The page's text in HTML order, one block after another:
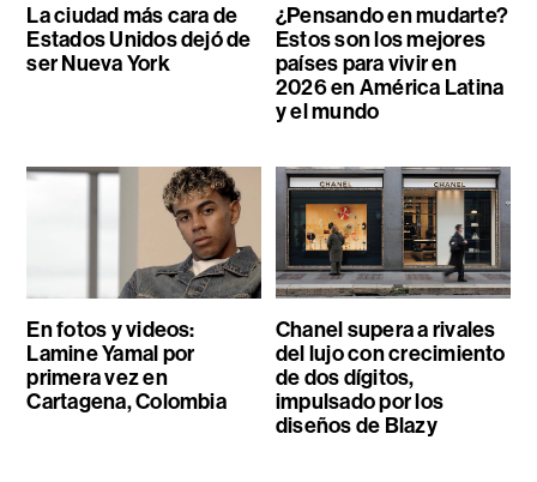
La ciudad más cara de
Estados Unidos dejó de
ser Nueva York
¿Pensando en mudarte?
Estos son los mejores
países para vivir en
2026 en América Latina
y el mundo
En fotos y videos:
Lamine Yamal por
primera vez en
Cartagena, Colombia
Chanel supera a rivales
del lujo con crecimiento
de dos dígitos,
impulsado por los
diseños de Blazy